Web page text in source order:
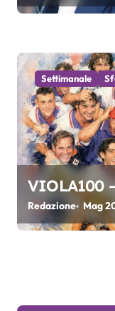
Settimanale
VIOLA100
Redazione Mag